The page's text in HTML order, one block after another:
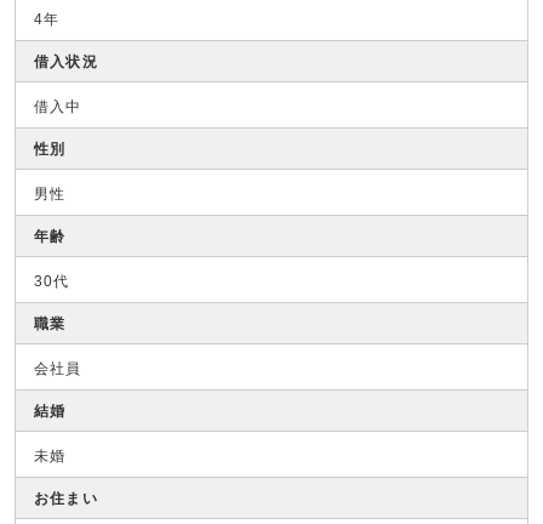
4年
借入状況
借入中
性別
男性
年齢
30代
職業
会社員
結婚
未婚
お住まい